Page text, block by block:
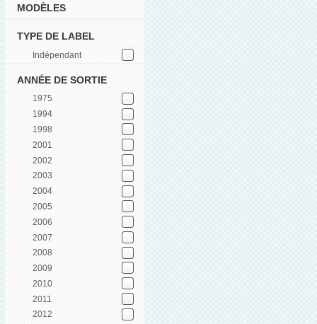
MODÈLES
TYPE DE LABEL
Indépendant
ANNÉE DE SORTIE
1975
1994
1998
2001
2002
2003
2004
2005
2006
2007
2008
2009
2010
2011
2012